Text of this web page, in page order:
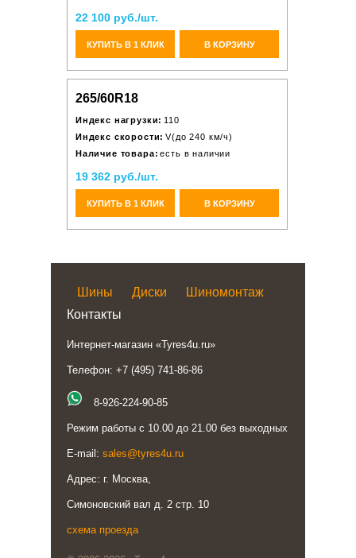
22 100 руб./шт.
КУПИТЬ В 1 КЛИК В КОРЗИНУ
265/60R18
Индекс нагрузки: 110
Индекс скорости: V(до 240 км/ч)
Наличие товара: есть в наличии
19 362 руб./шт.
КУПИТЬ В 1 КЛИК В КОРЗИНУ
Шины Диски
Шиномонтаж
Контакты
Интернет-магазин «Tyres4u.ru»
Телефон: +7 (495) 741-86-86
8-926-224-90-85
Режим работы с 10.00 до 21.00 без выходных
E-mail: sales@tyres4u.ru
Адрес: г. Москва,
Симоновский вал д. 2 стр. 10
схема проезда